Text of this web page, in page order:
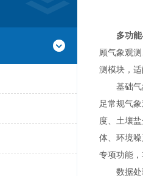
多功
顾气象观
测模块，
基础气象
足常规气
度、土壤
体、环境
专项功能
数据处理